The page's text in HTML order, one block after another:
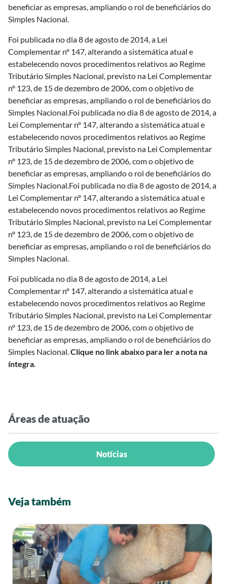
beneficiar as empresas, ampliando o rol de beneficiários do
Simples Nacional.
Foi publicada no dia 8 de agosto de 2014, a Lei
Complementar nº 147, alterando a sistemática atual e
estabelecendo novos procedimentos relativos ao Regime
Tributário Simples Nacional, previsto na Lei Complementar
nº 123, de 15 de dezembro de 2006, com o objetivo de
beneficiar as empresas, ampliando o rol de beneficiários do
Simples Nacional.Foi publicada no dia 8 de agosto de 2014, a
Lei Complementar nº 147, alterando a sistemática atual e
estabelecendo novos procedimentos relativos ao Regime
Tributário Simples Nacional, previsto na Lei Complementar
nº 123, de 15 de dezembro de 2006, com o objetivo de
beneficiar as empresas, ampliando o rol de beneficiários do
Simples Nacional.Foi publicada no dia 8 de agosto de 2014, a
Lei Complementar nº 147, alterando a sistemática atual e
estabelecendo novos procedimentos relativos ao Regime
Tributário Simples Nacional, previsto na Lei Complementar
nº 123, de 15 de dezembro de 2006, com o objetivo de
beneficiar as empresas, ampliando o rol de beneficiários do
Simples Nacional.
Foi publicada no dia 8 de agosto de 2014, a Lei
Complementar nº 147, alterando a sistemática atual e
estabelecendo novos procedimentos relativos ao Regime
Tributário Simples Nacional, previsto na Lei Complementar
nº 123, de 15 de dezembro de 2006, com o objetivo de
beneficiar as empresas, ampliando o rol de beneficiários do
Simples Nacional. Clique no link abaixo para ler a nota na
íntegra
Áreas de atuação
Notícias
Veja também